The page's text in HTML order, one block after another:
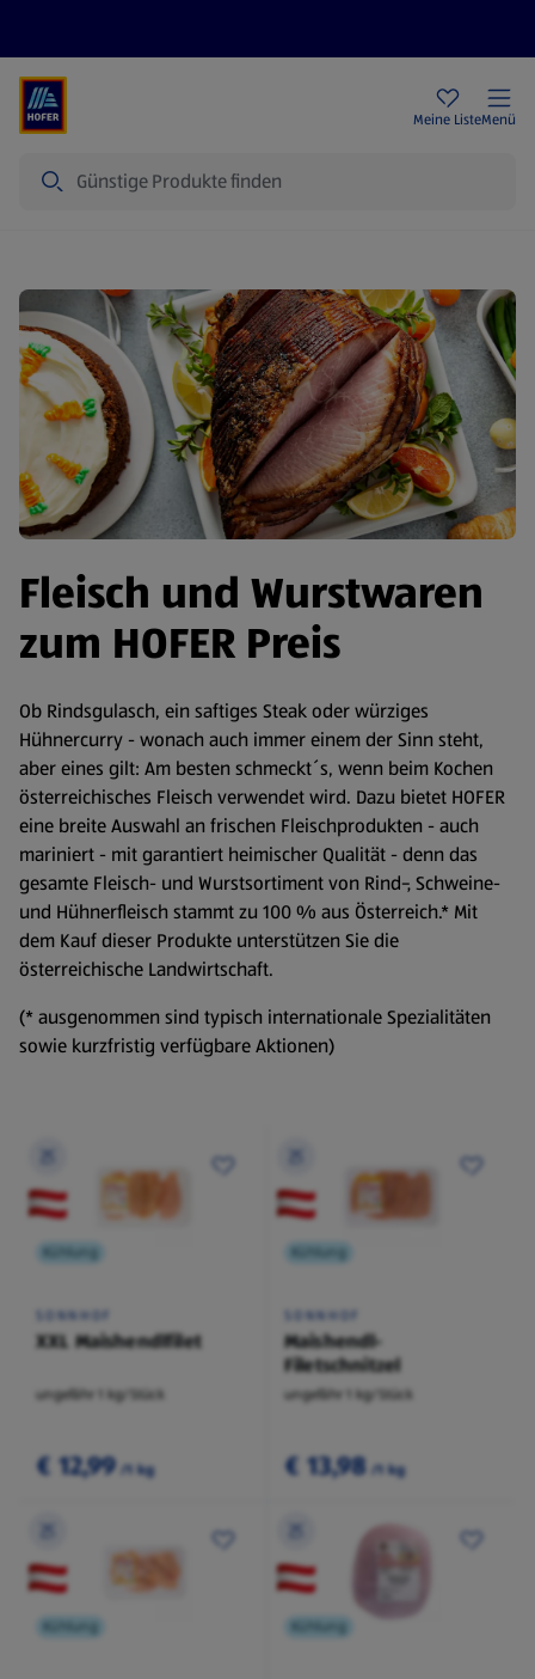
Meine ListeMenü
Fleisch und Wurstwaren
zum HOFER Preis
Ob Rindsgulasch, ein saftiges Steak oder würziges
Hühnercurry - wonach auch immer einem der Sinn steht,
aber eines gilt: Am besten schmeckt´s, wenn beim Kochen
österreichisches Fleisch verwendet wird. Dazu bietet HOFER
eine breite Auswahl an frischen Fleischprodukten - auch
mariniert - mit garantiert heimischer Qualität - denn das
gesamte Fleisch- und Wurstsortiment von Rind-, Schweine-
und Hühnerfleisch stammt zu 100 % aus Österreich.* Mit
dem Kauf dieser Produkte unterstützen Sie die
österreichische Landwirtschaft.
(* ausgenommen sind typisch internationale Spezialitäten
sowie kurzfristig verfügbare Aktionen)
Kühlung
SONNHOF
XXL Maishendlfilet
ungefähr 1 kg/Stück
€ 12,99 /1 kg
Kühlung
SONNHOF
Maishendl-
Filetschnitzel
ungefähr 1 kg/Stück
€ 13,98 /1 kg
Kühlung Kühlung